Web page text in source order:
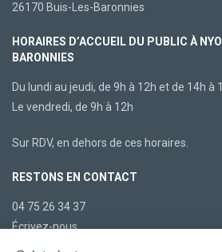
26170 Buis-Les-Baronnies
HORAIRES D’ACCUEIL DU PUBLIC À
BARONNIES
Du lundi au jeudi, de 9h à 12h et de 14h à
Le vendredi, de 9h à 12h
Sur RDV, en dehors de ces horaires.
RESTONS EN CONTACT
04 75 26 34 37
Écrivez-nous